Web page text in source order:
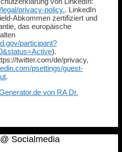
privacy-policy.. LinkedIn
Abkommen zertifiziert und
das europäische
participant?
).
twitter.com/de/privacy,
psettings/guest-
.
von RA Dr.
Socialmedia